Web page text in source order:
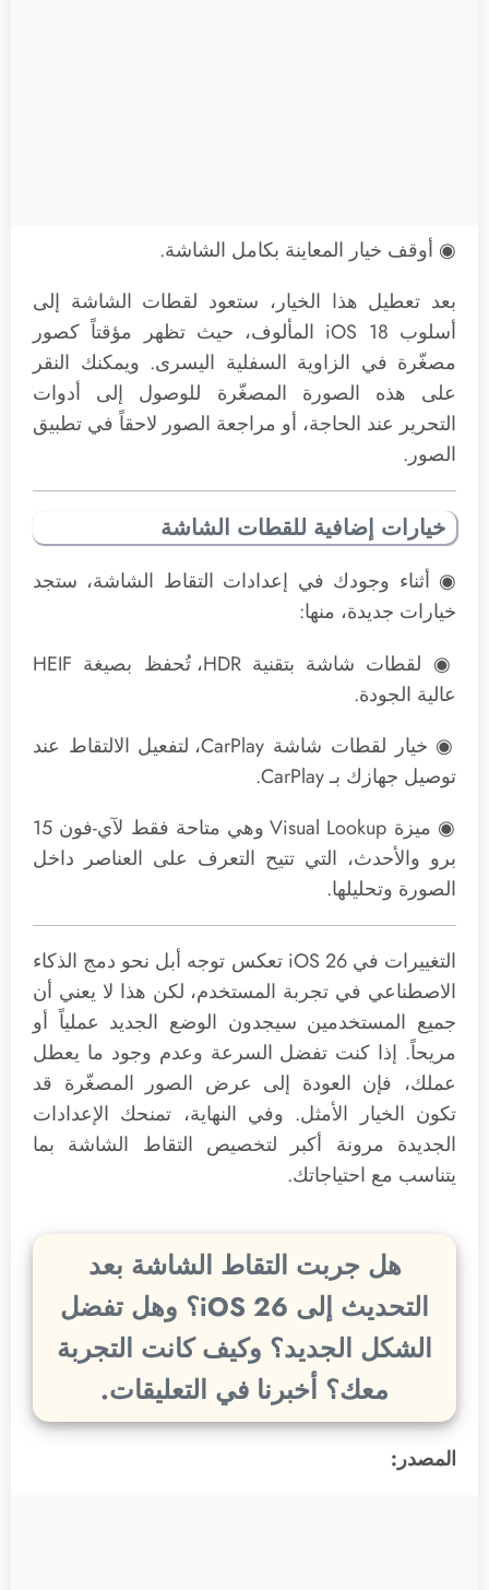
◉ أوقف خيار المعاينة بكامل الشاشة.
بعد تعطيل هذا الخيار، ستعود لقطات الشاشة إلى
أسلوب iOS 18 المألوف، حيث تظهر مؤقتاً كصور
مصغّرة في الزاوية السفلية اليسرى. ويمكنك النقر
على هذه الصورة المصغّرة للوصول إلى أدوات
التحرير عند الحاجة، أو مراجعة الصور لاحقاً في تطبيق
الصور.
خيارات إضافية للقطات الشاشة
◉ أثناء وجودك في إعدادات التقاط الشاشة، ستجد
خيارات جديدة، منها:
◉ لقطات شاشة بتقنية HDR، تُحفظ بصيغة HEIF
عالية الجودة.
◉ خيار لقطات شاشة CarPlay، لتفعيل الالتقاط عند
توصيل جهازك بـ CarPlay.
◉ ميزة Visual Lookup وهي متاحة فقط لآي-فون 15
برو والأحدث، التي تتيح التعرف على العناصر داخل
الصورة وتحليلها.
التغييرات في iOS 26 تعكس توجه أبل نحو دمج الذكاء
الاصطناعي في تجربة المستخدم، لكن هذا لا يعني أن
جميع المستخدمين سيجدون الوضع الجديد عملياً أو
مريحاً. إذا كنت تفضل السرعة وعدم وجود ما يعطل
عملك، فإن العودة إلى عرض الصور المصغّرة قد
تكون الخيار الأمثل. وفي النهاية، تمنحك الإعدادات
الجديدة مرونة أكبر لتخصيص التقاط الشاشة بما
يتناسب مع احتياجاتك.
هل جربت التقاط الشاشة بعد
التحديث إلى iOS 26؟ وهل تفضل
الشكل الجديد؟ وكيف كانت التجربة
معك؟ أخبرنا في التعليقات.
المصدر: